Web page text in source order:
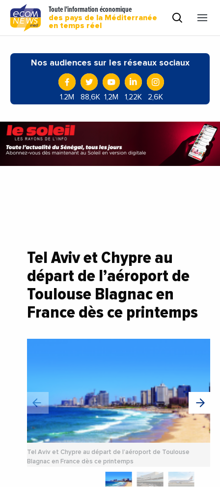
Toute l'information économique
des pays de la Méditerranée
en temps réel
Nos audiences sur les réseaux sociaux
1.2M 88,6K 1,2M 1,22K 2,6K
Tel Aviv et Chypre au
départ de l’aéroport de
Toulouse Blagnac en
France dès ce printemps
Tel Aviv et Chypre au départ de l’aéroport de Toulouse
Blagnac en France dès ce printemps